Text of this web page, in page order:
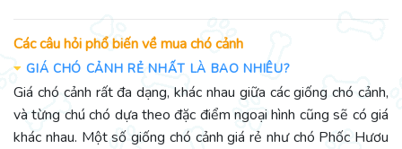
Các câu hỏi phổ biến về mua chó cảnh
GIÁ CHÓ CẢNH RẺ NHẤT LÀ BAO NHIÊU?
Giá chó cảnh rất đa dạng, khác nhau giữa các giống chó cảnh,
và từng chú chó dựa theo đặc điểm ngoại hình cũng sẽ có giá
khác nhau. Một số giống chó cảnh giá rẻ như chó Phốc Hươu